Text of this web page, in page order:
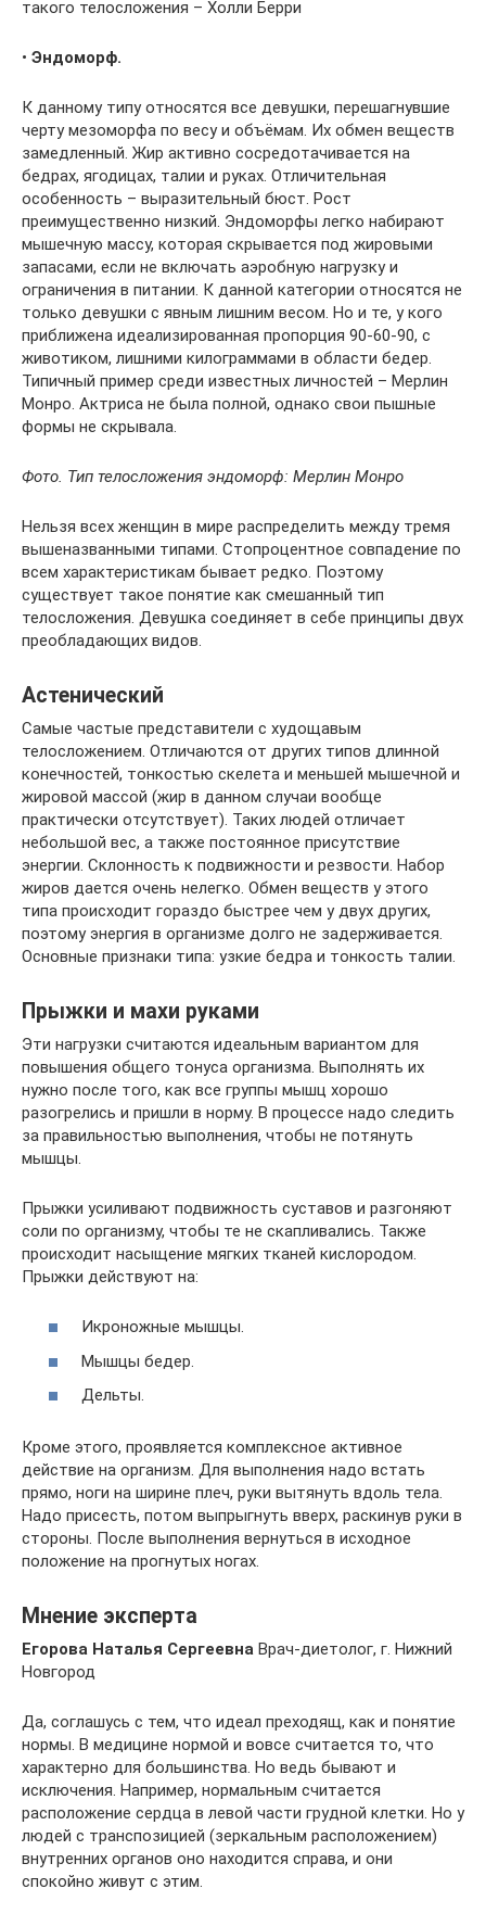
такого телосложения – Холли Берри
• Эндоморф.
К данному типу относятся все девушки, перешагнувшие
черту мезоморфа по весу и объёмам. Их обмен веществ
замедленный. Жир активно сосредотачивается на
бедрах, ягодицах, талии и руках. Отличительная
особенность – выразительный бюст. Рост
преимущественно низкий. Эндоморфы легко набирают
мышечную массу, которая скрывается под жировыми
запасами, если не включать аэробную нагрузку и
ограничения в питании. К данной категории относятся не
только девушки с явным лишним весом. Но и те, у кого
приближена идеализированная пропорция 90-60-90, с
животиком, лишними килограммами в области бедер.
Типичный пример среди известных личностей – Мерлин
Монро. Актриса не была полной, однако свои пышные
формы не скрывала.
Фото. Тип телосложения эндоморф: Мерлин Монро
Нельзя всех женщин в мире распределить между тремя
вышеназванными типами. Стопроцентное совпадение по
всем характеристикам бывает редко. Поэтому
существует такое понятие как смешанный тип
телосложения. Девушка соединяет в себе принципы двух
преобладающих видов.
Астенический
Самые частые представители с худощавым
телосложением. Отличаются от других типов длинной
конечностей, тонкостью скелета и меньшей мышечной и
жировой массой (жир в данном случаи вообще
практически отсутствует). Таких людей отличает
небольшой вес, а также постоянное присутствие
энергии. Склонность к подвижности и резвости. Набор
жиров дается очень нелегко. Обмен веществ у этого
типа происходит гораздо быстрее чем у двух других,
поэтому энергия в организме долго не задерживается.
Основные признаки типа: узкие бедра и тонкость талии.
Прыжки и махи руками
Эти нагрузки считаются идеальным вариантом для
повышения общего тонуса организма. Выполнять их
нужно после того, как все группы мышц хорошо
разогрелись и пришли в норму. В процессе надо следить
за правильностью выполнения, чтобы не потянуть
мышцы.
Прыжки усиливают подвижность суставов и разгоняют
соли по организму, чтобы те не скапливались. Также
происходит насыщение мягких тканей кислородом.
Прыжки действуют на:
Икроножные мышцы.
Мышцы бедер.
Дельты.
Кроме этого, проявляется комплексное активное
действие на организм. Для выполнения надо встать
прямо, ноги на ширине плеч, руки вытянуть вдоль тела.
Надо присесть, потом выпрыгнуть вверх, раскинув руки в
стороны. После выполнения вернуться в исходное
положение на прогнутых ногах.
Мнение эксперта
Егорова Наталья Сергеевна Врач-диетолог, г. Нижний
Новгород
Да, соглашусь с тем, что идеал преходящ, как и понятие
нормы. В медицине нормой и вовсе считается то, что
характерно для большинства. Но ведь бывают и
исключения. Например, нормальным считается
расположение сердца в левой части грудной клетки. Но у
людей с транспозицией (зеркальным расположением)
внутренних органов оно находится справа, и они
спокойно живут с этим.